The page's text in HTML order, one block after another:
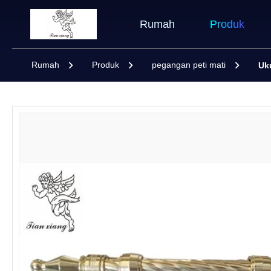
Rumah Produk
Rumah Produk pegangan peti mati